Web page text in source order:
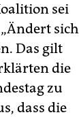
sei
sich
Das gilt
die
‌zu
dass die